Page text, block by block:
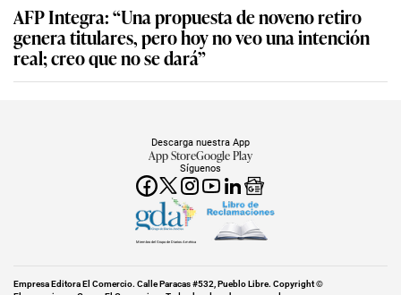
AFP Integra: “Una propuesta de noveno retiro
genera titulares, pero hoy no veo una intención
real; creo que no se dará”
Síguenos
Descarga nuestra App
App StoreGoogle Play
Miembro del Grupo de Diarios América
Empresa Editora El Comercio. Calle Paracas #532, Pueblo Libre. Copyright ©